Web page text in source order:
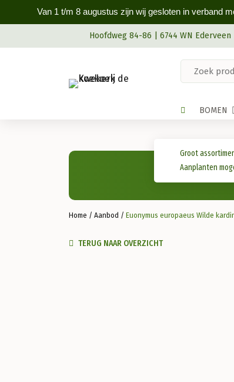
Van 1 t/m 8 augustus zijn wij gesloten in verband
Hoofdweg 84-86 | 6744 WN Ederveen
BOMEN
Groot
Aanplanten
Home / Aanbod / Euonymus europaeus Wilde
TERUG NAAR OVERZICHT